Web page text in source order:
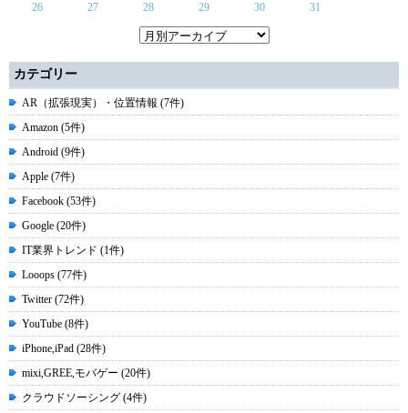
26
27 28 29 30 31
カテゴリー
AR（拡張現実）・位置情報 (7件)
Amazon (5件)
Android (9件)
Apple (7件)
Facebook (53件)
Google (20件)
IT業界トレンド (1件)
Looops (77件)
Twitter (72件)
YouTube (8件)
iPhone,iPad (28件)
mixi,GREE,モバゲー (20件)
クラウドソーシング (4件)